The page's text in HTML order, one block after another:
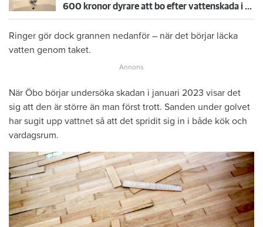
600 kronor dyrare att bo efter vattenskada i Varberg
Ringer gör dock grannen nedanför – när det börjar läcka
vatten genom taket.
När Öbo börjar undersöka skadan i januari 2023 visar det
sig att den är större än man först trott. Sanden under golvet
har sugit upp vattnet så att det spridit sig in i både kök och
vardagsrum.